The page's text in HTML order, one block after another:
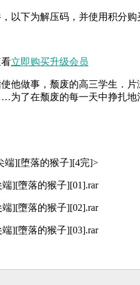
以下为解压码，并使用积分购
立即购买升级会员
他做事，颓废的高三学生．
为了在颓废的每一天中挣扎地
端][堕落的猴子][4完]>
][墮落的猴子][01].rar
][墮落的猴子][02].rar
][墮落的猴子][03].rar